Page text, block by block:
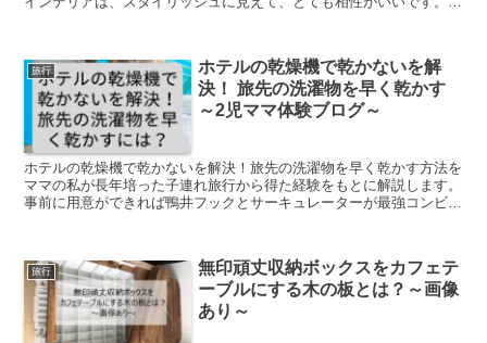
旅行
ホテルの乾燥機で乾かないを解
決！ 旅先の洗濯物を早く乾かす
～2児ママ体験ブログ～
ホテルの乾燥機で乾かないを解決！旅先の洗濯物を早く乾かす方法を
ママの私が長年培った子連れ旅行から得た経験をもとに解説します。
事前に用意ができれば鴨井フックとサーキュレーターが最強コンビで
旅行
無印頑丈収納ボックスをカフェテ
ーブルにする木の板とは？～画像
あり～